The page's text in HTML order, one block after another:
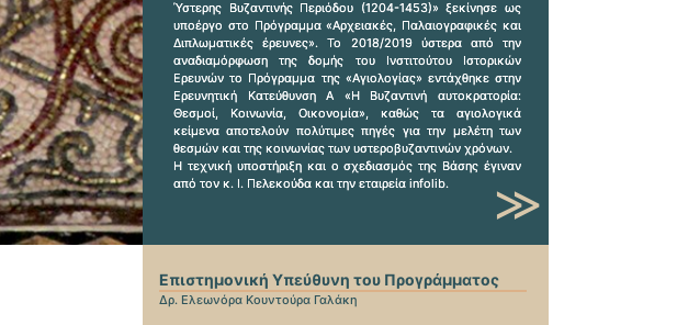
Ύστερης Βυζαντινής Περιόδου (1204-1453)» ξεκίνησε ως
υποέργο στο Πρόγραμμα «Αρχειακές, Παλαιογραφικές και
Διπλωματικές έρευνες». Το 2018/2019 ύστερα από την
αναδιαμόρφωση της δομής του Ινστιτούτου Ιστορικών
Ερευνών το Πρόγραμμα της «Αγιολογίας» εντάχθηκε στην
Ερευνητική Κατεύθυνση Α «Η Βυζαντινή αυτοκρατορία:
Θεσμοί, Κοινωνία, Οικονομία», καθώς τα αγιολογικά
κείμενα αποτελούν πολύτιμες πηγές για την μελέτη των
θεσμών και της κοινωνίας των υστεροβυζαντινών χρόνων.
Η τεχνική υποστήριξη και ο σχεδιασμός της Βάσης έγιναν
από τον κ. Ι. Πελεκούδα και την εταιρεία infolib.
>>
Επιστημονική Υπεύθυνη του Προγράμματος
Δρ. Ελεωνόρα Κουντούρα Γαλάκη